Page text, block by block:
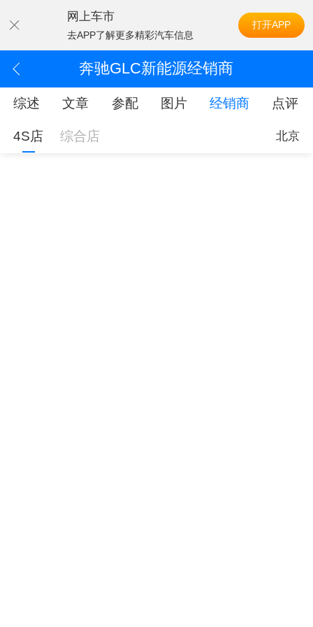
网上车市
去APP了解更多精彩汽车信息
打开APP
奔驰GLC新能源经销商
综述 文章 参配 图片 经销商 点评
4S店 综合店 北京